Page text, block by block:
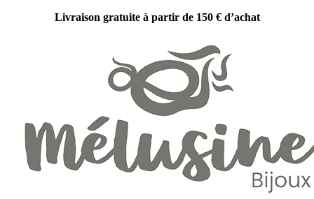
Livraison gratuite à partir de 150 € d’achat